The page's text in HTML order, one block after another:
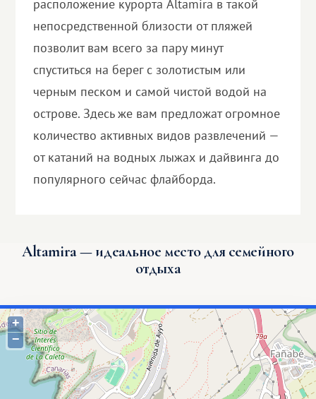
расположение курорта Altamira в такой
непосредственной близости от пляжей
позволит вам всего за пару минут
спуститься на берег с золотистым или
черным песком и самой чистой водой на
острове. Здесь же вам предложат огромное
количество активных видов развлечений —
от катаний на водных лыжах и дайвинга до
популярного сейчас флайборда.
Altamira — идеальное место для семейного
отдыха
+
−